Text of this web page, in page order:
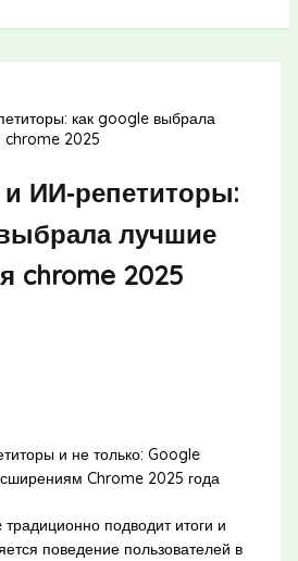
как google выбрала
chrome 2025
ИИ‑репетиторы:
лучшие
chrome 2025
и не только: Google
Chrome 2025 года
подводит итоги и
поведение пользователей в